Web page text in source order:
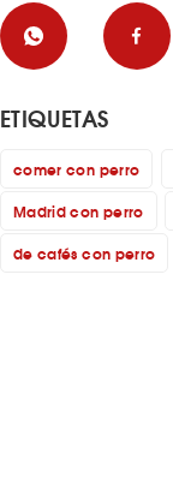
ETIQUETAS
comer con perro
Madrid con perro
de cafés con perro